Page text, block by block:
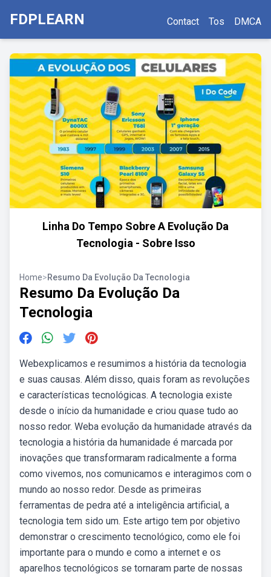
FDPLEARN Contact Tos DMCA
Linha Do Tempo Sobre A Evolução Da
Tecnologia - Sobre Isso
Home>Resumo Da Evolução Da Tecnologia
Resumo Da Evolução Da
Tecnologia
Webexplicamos e resumimos a história da tecnologia
e suas causas. Além disso, quais foram as revoluções
e características tecnológicas. A tecnologia existe
desde o início da humanidade e criou quase tudo ao
nosso redor. Weba evolução da humanidade através da
tecnologia a história da humanidade é marcada por
inovações que transformaram radicalmente a forma
como vivemos, nos comunicamos e interagimos com o
mundo ao nosso redor. Desde as primeiras
ferramentas de pedra até a inteligência artificial, a
tecnologia tem sido um. Este artigo tem por objetivo
demonstrar o crescimento tecnológico, como ele foi
importante para o mundo e como a internet e os
aparelhos tecnológicos se tornaram parte de nossas